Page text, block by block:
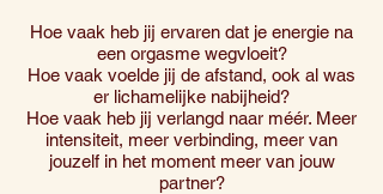
Hoe vaak heb jij ervaren dat je energie na
een orgasme wegvloeit?
Hoe vaak voelde jij de afstand, ook al was
er lichamelijke nabijheid?
Hoe vaak heb jij verlangd naar méér. Meer
intensiteit, meer verbinding, meer van
jouzelf in het moment meer van jouw
partner?